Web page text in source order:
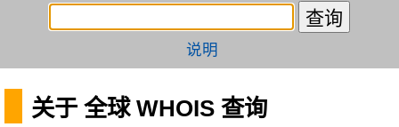
说明
关于 全球 WHOIS 查询